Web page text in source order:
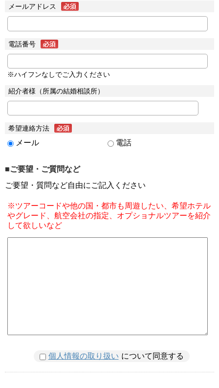
メールアドレス
電話番号
※ハイフンなしでご入力ください
紹介者様（所属の結婚相談所）
希望連絡方法
メール 電話
■ご要望・ご質問など
ご要望・質問など自由にご記入ください
※ツアーコードや他の国・都市も周遊したい、希望ホテル
やグレード、航空会社の指定、オプショナルツアーを紹介
して欲しいなど
個人情報の取り扱い について同意する